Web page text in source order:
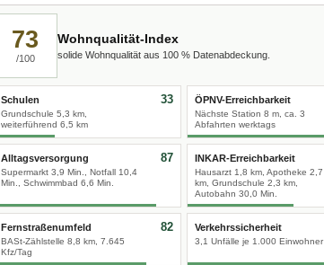
73
/100
Wohnqualität-Index
solide Wohnqualität aus 100 % Datenabdeckung.
Schulen
Grundschule 5,3 km,
weiterführend 6,5 km
33 ÖPNV-Erreichbarkeit
Nächste Station 8 m, ca. 3
Abfahrten werktags
Alltagsversorgung
Supermarkt 3,9 Min., Notfall 10,4
Min., Schwimmbad 6,6 Min.
87 INKAR-Erreichbarkeit
Hausarzt 1,8 km, Apotheke 2,7
km, Grundschule 2,3 km,
Autobahn 30,0 Min.
Fernstraßenumfeld
BASt-Zählstelle 8,8 km, 7.645
Kfz/Tag
82 Verkehrssicherheit
3,1 Unfälle je 1.000 Einwohner